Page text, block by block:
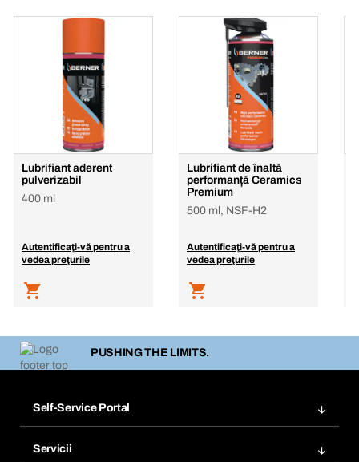
Lubrifiant aderent
pulverizabil
400 ml
Autentificaţi-vă pentru a
vedea preţurile
Lubrifiant de înaltă
performanță Ceramics
Premium
500 ml, NSF-H2
Autentificaţi-vă pentru a
vedea preţurile
PUSHING THE LIMITS.
Self-Service Portal
Servicii